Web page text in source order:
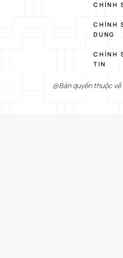
CHÍNH
CHÍNH
DUNG
CHÍNH
TIN
@Bản quyền thuộc